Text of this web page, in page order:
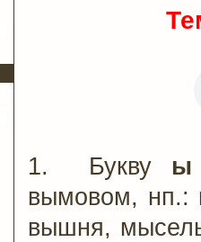
1. Букву ы
вымовом, нп.:
вышня,